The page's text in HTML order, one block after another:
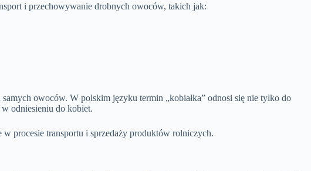
i przechowywanie drobnych owoców, takich jak:
samych owoców. W polskim języku termin „kobiałka” odnosi się nie tylko do
odniesieniu do kobiet.
procesie transportu i sprzedaży produktów rolniczych.